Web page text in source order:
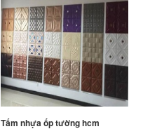
Tấm nhựa ốp tường hcm